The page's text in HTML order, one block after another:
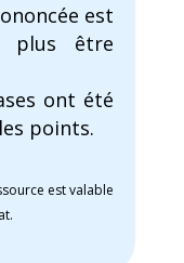
est
plus être
ont été
points.
est valable